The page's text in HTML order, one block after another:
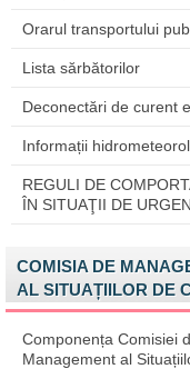
Orarul transportului
Lista sărbătorilor
Deconectări de curent
Informații
REGULI DE
ÎN SITUAŢII DE
COMISIA DE
AL SITUAȚIILOR DE
Componența Comisiei
Management al